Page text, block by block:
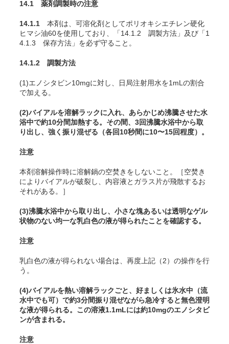
14.1 薬剤調製時の注意
14.1.1 本剤は、可溶化剤としてポリオキシエチレン硬化
ヒマシ油60を使用しており、「14.1.2 調製方法」及び「1
4.1.3 保存方法」を必ず守ること。
14.1.2 調製方法
(1)エノシタビン10mgに対し、日局注射用水を1mLの割合
で加える。
(2)バイアルを溶解ラックに入れ、あらかじめ沸騰させた水
浴中で約10分間加熱する。その間、3回沸騰水浴中から取
り出し、強く振り混ぜる（各回10秒間に10〜15回程度）。
注意
本剤溶解操作時に溶解鍋の空焚きをしないこと。［空焚き
によりバイアルが破裂し、内容液とガラス片が飛散するお
それがある。］
(3)沸騰水浴中から取り出し、小さな塊あるいは透明なゲル
状物のない均一な乳白色の液が得られたことを確認する。
注意
乳白色の液が得られない場合は、再度上記（2）の操作を行
う。
(4)バイアルを熱い溶解ラックごと、好ましくは氷水中（流
水中でも可）で約3分間振り混ぜながら急冷すると無色澄明
な液が得られる。この溶液1.1mLには約10mgのエノシタビ
ンが含まれる。
注意